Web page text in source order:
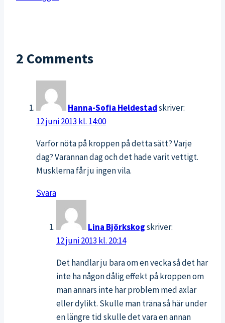
man
2 Comments
Hanna-Sofia Heldestadskriver:
12 juni 2013 kl. 14:00
Varför nöta på kroppen på detta sätt? Varje
dag? Varannan dag och det hade varit vettigt.
Musklerna får ju ingen vila.
Svara
Lina Björkskogskriver:
12 juni 2013 kl. 20:14
Det handlar ju bara om en vecka så det har
inte ha någon dålig effekt på kroppen om
man annars inte har problem med axlar
eller dylikt. Skulle man träna så här under
en längre tid skulle det vara en annan